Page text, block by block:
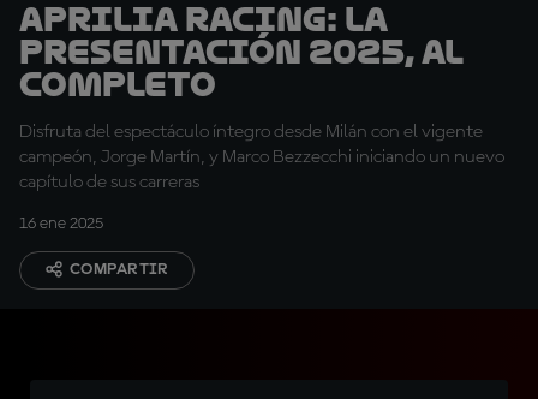
Aprilia Racing: La
Presentación 2025, al
completo
Disfruta del espectáculo íntegro desde Milán con el vigente
campeón, Jorge Martín, y Marco Bezzecchi iniciando un nuevo
capítulo de sus carreras
16 ene 2025
COMPARTIR